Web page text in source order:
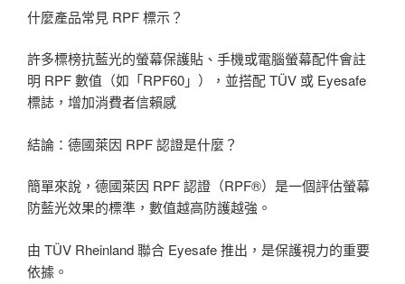
什麼產品常見 RPF 標示？
許多標榜抗藍光的螢幕保護貼、手機或電腦螢幕配件會註
明 RPF 數值（如「RPF60」），並搭配 TÜV 或 Eyesafe
標誌，增加消費者信賴感
結論：德國萊因 RPF 認證是什麼？
簡單來說，德國萊因 RPF 認證（RPF®）是一個評估螢幕
防藍光效果的標準，數值越高防護越強。
由 TÜV Rheinland 聯合 Eyesafe 推出，是保護視力的重要
依據。